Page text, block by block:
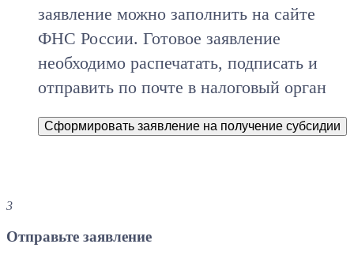
заявление можно заполнить на сайте
ФНС России. Готовое заявление
необходимо распечатать, подписать и
отправить по почте в налоговый орган
Сформировать заявление на получение субсидии
3
Отправьте заявление